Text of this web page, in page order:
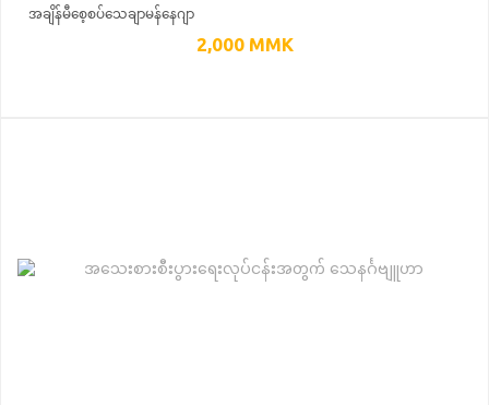
အချိန်မီစေ့စပ်သေချာမန်နေဂျာ
2,000 MMK